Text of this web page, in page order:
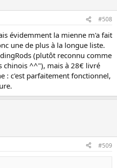
#508
évidemment la mienne m'a fait
une de plus à la longue liste.
(plutôt reconnu comme
chinois ^^"), mais à 28€ livré
: c'est parfaitement fonctionnel,
#509